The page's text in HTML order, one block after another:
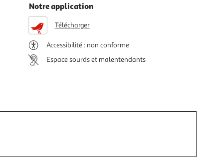
Notre application
Télécharger
Accessibilité : non conforme
Espace sourds et malentendants